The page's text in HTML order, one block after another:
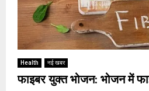
Health नई खबर
फाइबर युक्त भोजन: भोजन में